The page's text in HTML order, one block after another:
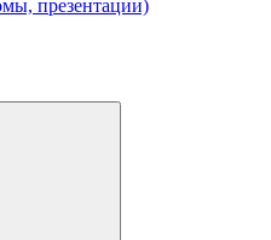
презентации)